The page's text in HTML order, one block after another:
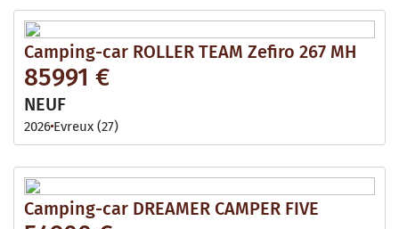
Camping-car ROLLER TEAM Zefiro 267 MH
85991 €
NEUF
2026 Evreux (27)
Camping-car DREAMER CAMPER FIVE